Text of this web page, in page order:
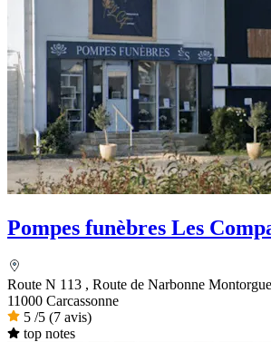
Pompes funèbres Les
Route N 113 , Route de Narbonne
11000 Carcassonne
5 /5 (7 avis)
top notes